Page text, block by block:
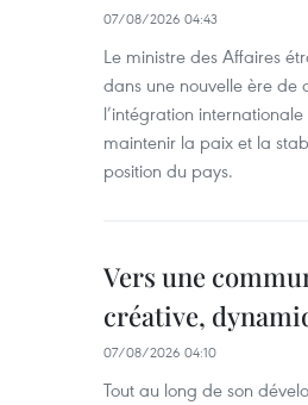
07/08/2026 04:43
Le ministre des Affaires
dans une nouvelle ère de
l’intégration
maintenir la paix et la
position du pays.
Vers une
créative,
07/08/2026 04:10
Tout au long de son